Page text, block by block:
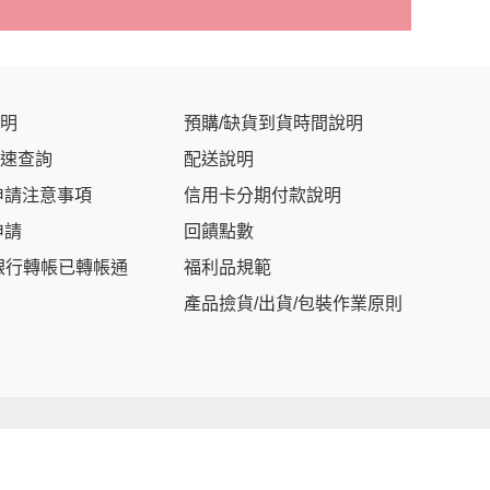
查詢
注意事項
請
行轉帳已轉帳通
預購/缺貨到貨時間說明
配送說明
信用卡分期付款說明
回饋點數
福利品規範
產品撿貨/出貨/包裝作業原則